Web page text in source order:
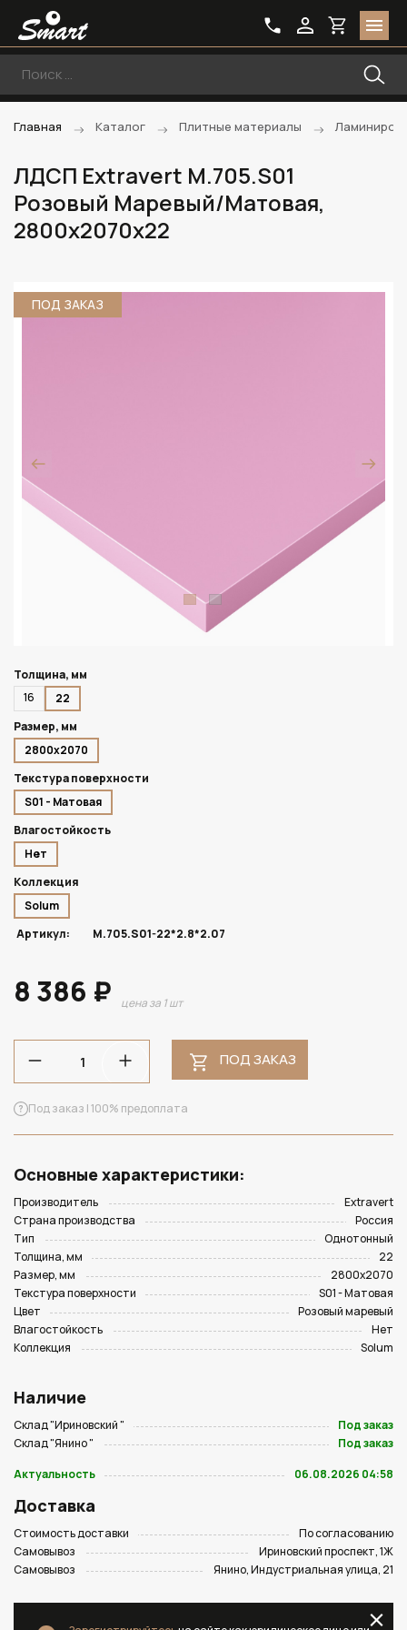
Главная Каталог Плитные материалы
ЛДСП Extravert M.705.S01
Розовый Маревый/Матовая,
2800х2070х22
ПОД ЗАКАЗ
Толщина, мм
16
22
Размер, мм
2800х2070
Текстура поверхности
S01 - Матовая
Влагостойкость
Нет
Коллекция
Solum
Артикул:
M.705.S01-22*2.8*2.07
8 386 ₽ цена за 1 шт
ПОД ЗАКАЗ
Под заказ | 100% предоплата
Основные характеристики:
Производитель
Extravert
Страна производства
Россия
Тип
Однотонный
Толщина, мм
22
Размер, мм
2800х2070
Текстура поверхности
S01 - Матовая
Цвет
Розовый маревый
Влагостойкость
Нет
Коллекция
Solum
Наличие
Склад "Ириновский "
Под заказ
Склад "Янино "
Под заказ
Актуальность
06.08.2026 04:58
Доставка
Стоимость доставки
По согласованию
Самовывоз
Ириновский проспект, 1Ж
Самовывоз
Янино, Индустриальная улица, 21